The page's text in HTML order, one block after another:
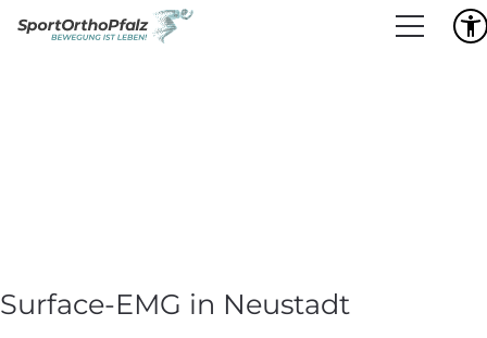
Surface-EMG in Neustadt